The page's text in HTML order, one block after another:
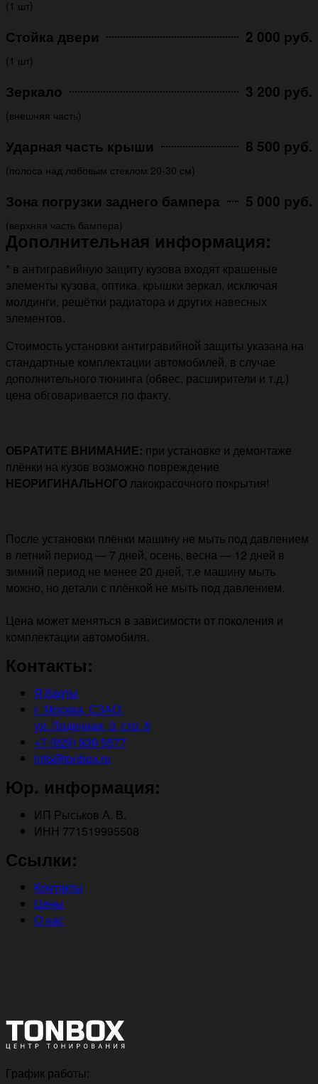
(1 шт)
Стойка двери 2 000 руб.
(1 шт)
Зеркало 3 200 руб.
(внешняя часть)
Ударная часть крыши 8 500 руб.
(полоса над лобовым стеклом 20-30 см)
Зона погрузки заднего бампера 5 000 руб.
(верхняя часть бампера)
Дополнительная информация:
* в антигравийную защиту кузова входят крашеные
элементы кузова, оптика, крышки зеркал, исключая
молдинги, решётки радиатора и других навесных
элементов.
Стоимость установки антигравийной защиты указана на
стандартные комплектации автомобилей, в случае
дополнительного тюнинга (обвес, расширители и т.д.)
цена обговаривается по факту.
ОБРАТИТЕ ВНИМАНИЕ: при установке и демонтаже
плёнки на кузов возможно повреждение
НЕОРИГИНАЛЬНОГОлакокрасочного покрытия!
После установки плёнки машину не мыть под давлением
в летний период — 7 дней, осень, весна — 12 дней в
зимний период не менее 20 дней, т.е машину мыть
можно, но детали с плёнкой не мыть под давлением.
Цена может меняться в зависимости от поколения и
комплектации автомобиля.
Контакты:
Я.Карты
г. Москва, СЗАО,
ул. Лодочная, 3, стр. 5
+7 (929) 939 5577
info@tonbox.ru
Юр. информация:
ИП Рыськов А. В.
ИНН 771519995508
Ссылки:
Контакты
Цены
О нас
График работы: